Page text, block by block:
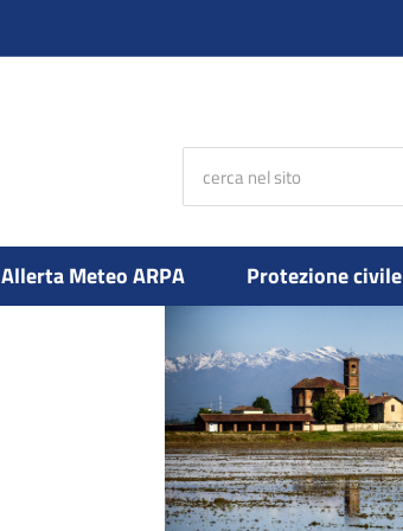
Allerta Meteo ARPA Protezione civile